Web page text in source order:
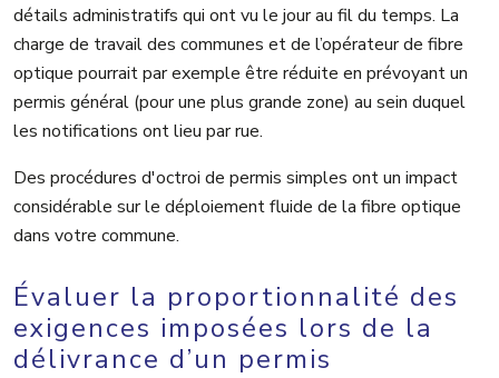
détails administratifs qui ont vu le jour au fil du temps. La
charge de travail des communes et de l’opérateur de fibre
optique pourrait par exemple être réduite en prévoyant un
permis général (pour une plus grande zone) au sein duquel
les notifications ont lieu par rue.
Des procédures d'octroi de permis simples ont un impact
considérable sur le déploiement fluide de la fibre optique
dans votre commune.
Évaluer la proportionnalité des
exigences imposées lors de la
délivrance d’un permis